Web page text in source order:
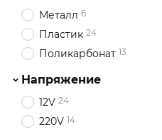
Металл 6
Пластик 24
Поликарбонат 13
Напряжение
12V 24
220V 14